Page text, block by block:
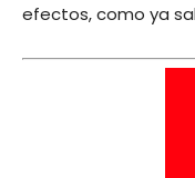
efectos, como ya